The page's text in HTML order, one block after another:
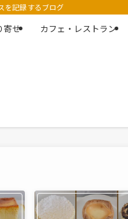
を記録するブログ
寄せ カフェ・レストラン